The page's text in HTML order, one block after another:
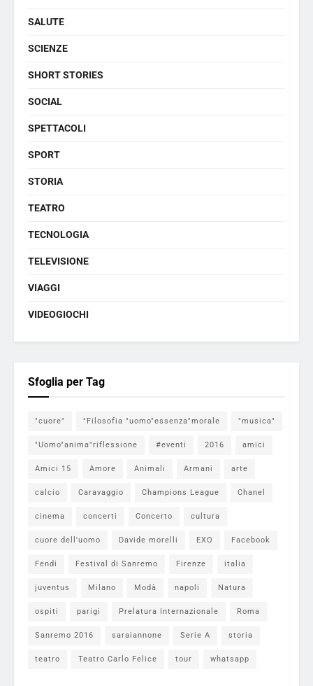
SALUTE
SCIENZE
SHORT STORIES
SOCIAL
SPETTACOLI
SPORT
STORIA
TEATRO
TECNOLOGIA
TELEVISIONE
VIAGGI
VIDEOGIOCHI
Sfoglia per Tag
"cuore" "Filosofia "uomo"essenza"morale "musica"
"Uomo"anima"riflessione #eventi 2016 amici
Amici 15 Amore Animali Armani arte
calcio Caravaggio Champions League Chanel
cinema concerti Concerto cultura
cuore dell'uomo Davide morelli EXO Facebook
Fendi Festival di Sanremo Firenze italia
juventus Milano Modà napoli Natura
ospiti parigi Prelatura Internazionale Roma
Sanremo 2016 saraiannone Serie A storia
teatro Teatro Carlo Felice tour whatsapp